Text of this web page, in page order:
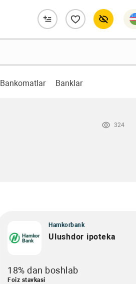
Bankomatlar Banklar
324
Hamkorbank
Ulushdor ipoteka
18% dan boshlab
Foiz stavkasi